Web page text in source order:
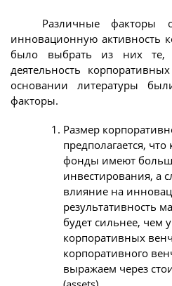
Различные факторы
инновационную активность
было выбрать из них те,
деятельность
основании литературы
факторы.
Размер
предполагается,
фонды имеют
инвестирования, а
влияние на
результативность
будет сильнее, чем
корпоративных
корпоративного
выражаем через